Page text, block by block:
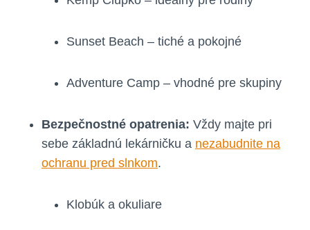
Sunset Beach – tiché a pokojné
Adventure Camp – vhodné pre skupiny
Bezpečnostné opatrenia: Vždy majte pri
sebe základnú lekárničku a nezabudnite na
ochranu pred slnkom.
Klobúk a okuliare